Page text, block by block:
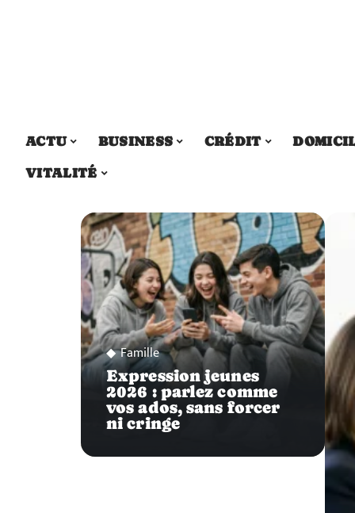
ACTU BUSINESS CRÉDIT
VITALITÉ
Famille
Expression jeunes
2026 : parlez comme
vos ados, sans forcer
ni cringe